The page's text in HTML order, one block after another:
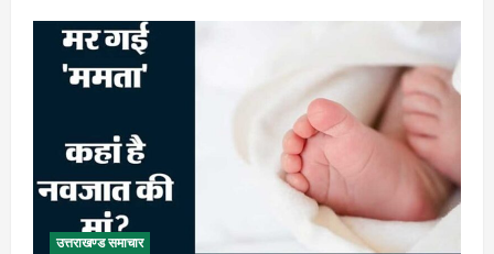
उत्तराखण्ड समाचार